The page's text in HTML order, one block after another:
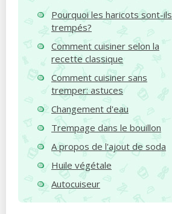
Pourquoi les haricots sont-ils
trempés?
Comment cuisiner selon la
recette classique
Comment cuisiner sans
tremper: astuces
Changement d'eau
Trempage dans le bouillon
A propos de l'ajout de soda
Huile végétale
Autocuiseur